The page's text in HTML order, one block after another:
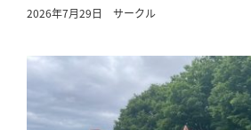
2026年7月29日 サークル